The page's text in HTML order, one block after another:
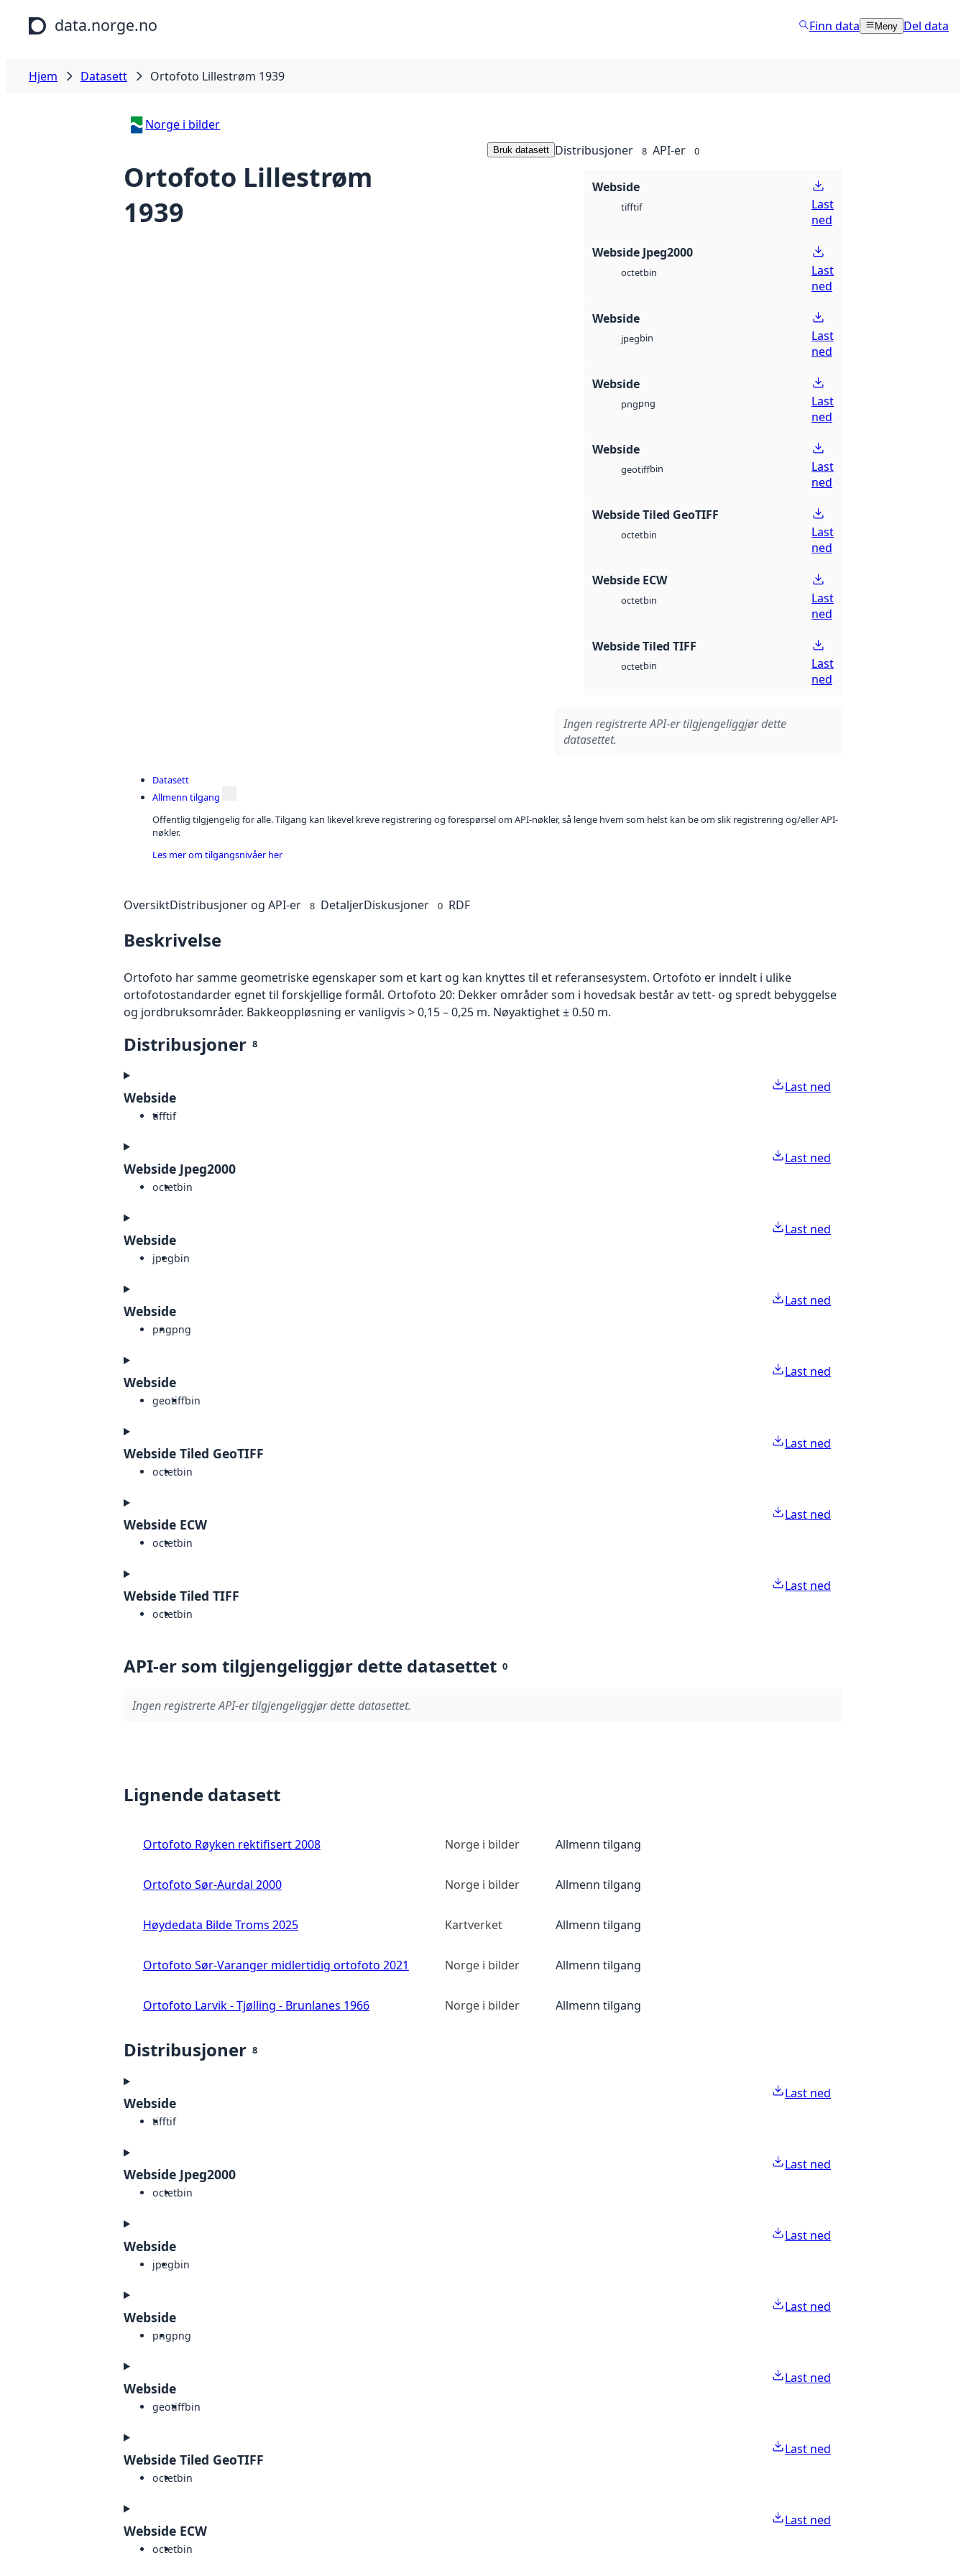
Hopp til hovedinnhold
data.norge.no Finn data Meny Del data
Hjem Datasett Ortofoto Lillestrøm 1939
Norge i bilder
Ortofoto Lillestrøm
1939
Bruk datasett Distribusjoner 8 API-er 0
Webside
tifftif
Last
ned
Webside Jpeg2000
octetbin
Last
ned
Webside
jpegbin
Last
ned
Webside
pngpng
Last
ned
Webside
geotiffbin
Last
ned
Webside Tiled GeoTIFF
octetbin
Last
ned
Webside ECW
octetbin
Last
ned
Webside Tiled TIFF
octetbin
Last
ned
Ingen registrerte API-er tilgjengeliggjør dette
datasettet.
Datasett
Allmenn tilgang
Offentlig tilgjengelig for alle. Tilgang kan likevel kreve registrering og forespørsel om API-nøkler, så lenge hvem som helst kan be om slik registrering og/eller API-
nøkler.
Les mer om tilgangsnivåer her
OversiktDistribusjoner og API-er 8 DetaljerDiskusjoner 0 RDF
Beskrivelse
Ortofoto har samme geometriske egenskaper som et kart og kan knyttes til et referansesystem. Ortofoto er inndelt i ulike
ortofotostandarder egnet til forskjellige formål. Ortofoto 20: Dekker områder som i hovedsak består av tett- og spredt bebyggelse
og jordbruksområder. Bakkeoppløsning er vanligvis > 0,15 – 0,25 m. Nøyaktighet ± 0.50 m.
Distribusjoner 8
Webside
tifftif
Last ned
Webside Jpeg2000
octetbin
Last ned
Webside
jpegbin
Last ned
Webside
pngpng
Last ned
Webside
geotiffbin
Last ned
Webside Tiled GeoTIFF
octetbin
Last ned
Webside ECW
octetbin
Last ned
Webside Tiled TIFF
octetbin
Last ned
API-er som tilgjengeliggjør dette datasettet 0
Ingen registrerte API-er tilgjengeliggjør dette datasettet.
Lignende datasett
Ortofoto Røyken rektifisert 2008 Norge i bilder Allmenn tilgang
Ortofoto Sør-Aurdal 2000 Norge i bilder Allmenn tilgang
Høydedata Bilde Troms 2025 Kartverket Allmenn tilgang
Ortofoto Sør-Varanger midlertidig ortofoto 2021 Norge i bilder Allmenn tilgang
Ortofoto Larvik - Tjølling - Brunlanes 1966 Norge i bilder Allmenn tilgang
Distribusjoner 8
Webside
tifftif
Last ned
Webside Jpeg2000
octetbin
Last ned
Webside
jpegbin
Last ned
Webside
pngpng
Last ned
Webside
geotiffbin
Last ned
Webside Tiled GeoTIFF
octetbin
Last ned
Webside ECW
octetbin
Last ned